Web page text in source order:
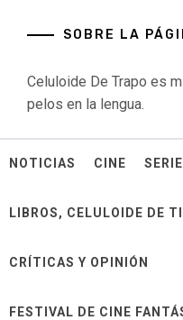
SOBRE LA
Celuloide De Trapo es
pelos en la lengua.
NOTICIAS CINE
LIBROS, CELULOIDE DE
CRÍTICAS Y OPINIÓN
FESTIVAL DE CINE